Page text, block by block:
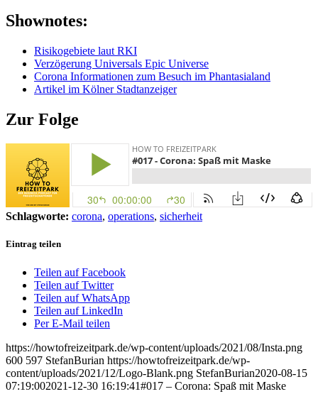
Shownotes:
Risikogebiete laut RKI
Verzögerung Universals Epic Universe
Corona Informationen zum Besuch im Phantasialand
Artikel im Kölner Stadtanzeiger
Zur Folge
Schlagworte: corona, operations, sicherheit
Eintrag teilen
Teilen auf Facebook
Teilen auf Twitter
Teilen auf WhatsApp
Teilen auf LinkedIn
Per E-Mail teilen
https://howtofreizeitpark.de/wp-content/uploads/2021/08/Insta.png
600 597 StefanBurian https://howtofreizeitpark.de/wp-
content/uploads/2021/12/Logo-Blank.png StefanBurian2020-08-15
07:19:002021-12-30 16:19:41#017 – Corona: Spaß mit Maske